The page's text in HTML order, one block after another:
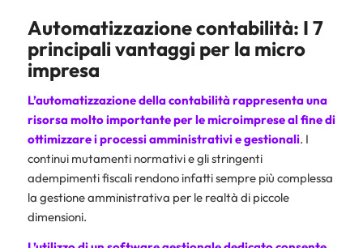
Automatizzazione contabilità: I 7
principali vantaggi per la micro
impresa
L’automatizzazione della contabilità rappresenta una
risorsa molto importante per lemicroimprese al fine di
ottimizzare i processi amministrativi e gestionali. I
continui mutamenti normativi e gli stringenti
adempimenti fiscali rendono infatti sempre più complessa
la gestione amministrativa per le realtà di piccole
dimensioni.